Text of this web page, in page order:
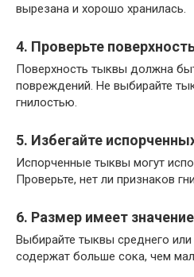
вырезана и хорошо хранилась.
4. Проверьте
Поверхность тыквы должна
повреждений. Не выбирайте
гнилостью.
5. Избегайте
Испорченные тыквы могут
Проверьте, нет ли признаков
6. Размер имеет значение
Выбирайте тыквы среднего
содержат больше сока, чем